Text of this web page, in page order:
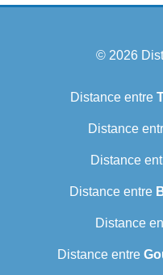
© 2026
Distance entre
Distance
Distance
Distance entre
Distance
Distance entre